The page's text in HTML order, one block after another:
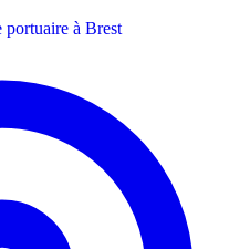
portuaire à Brest